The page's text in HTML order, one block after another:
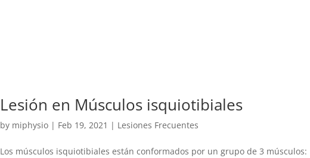
Lesión en Músculos isquiotibiales
by miphysio| Feb 19, 2021 | Lesiones Frecuentes
Los músculos isquiotibiales están conformados por un grupo de 3